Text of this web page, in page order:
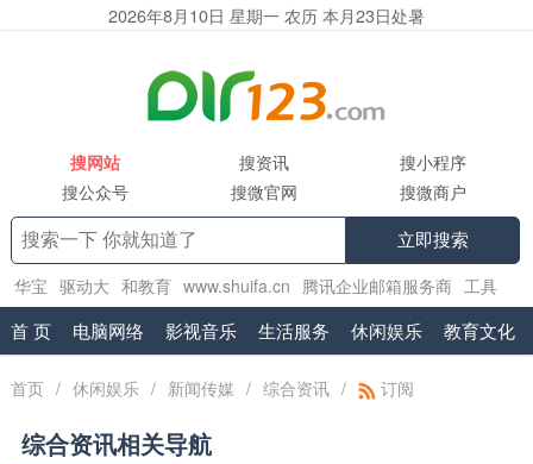
2026年8月10日 星期一 农历 本月23日处暑
搜网站 搜资讯
搜小程序
搜公众号
搜微官网 搜微商户
立即搜索
华宝 驱动大 和教育 www.shuifa.cn 腾讯企业邮箱服务商 工具
精品小说网 .vr exmail.pro
首 页 电脑网络 影视音乐 生活服务 休闲娱乐 教育文化
首页 / 休闲娱乐 / 新闻传媒 / 综合资讯 / 订阅
综合资讯相关导航